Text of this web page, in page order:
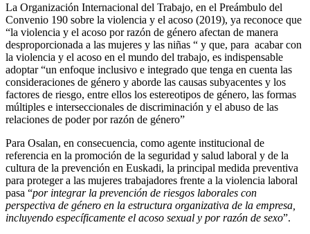
La Organización Internacional del Trabajo, en el Preámbulo del
Convenio 190 sobre la violencia y el acoso (2019), ya reconoce que
“la violencia y el acoso por razón de género afectan de manera
desproporcionada a las mujeres y las niñas “ y que, para acabar con
la violencia y el acoso en el mundo del trabajo, es indispensable
adoptar “un enfoque inclusivo e integrado que tenga en cuenta las
consideraciones de género y aborde las causas subyacentes y los
factores de riesgo, entre ellos los estereotipos de género, las formas
múltiples e interseccionales de discriminación y el abuso de las
relaciones de poder por razón de género”
Para Osalan, en consecuencia, como agente institucional de
referencia en la promoción de la seguridad y salud laboral y de la
cultura de la prevención en Euskadi, la principal medida preventiva
para proteger a las mujeres trabajadores frente a la violencia laboral
pasa “por integrar la prevención de riesgos laborales con
perspectiva de género en la estructura organizativa de la empresa,
incluyendo específicamente el acoso sexual y por razón de sexo”.